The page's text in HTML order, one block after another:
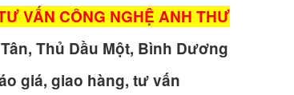
VẤN CÔNG NGHỆ ANH THƯ
Thủ Dầu Một, Bình Dương
giá, giao hàng, tư vấn